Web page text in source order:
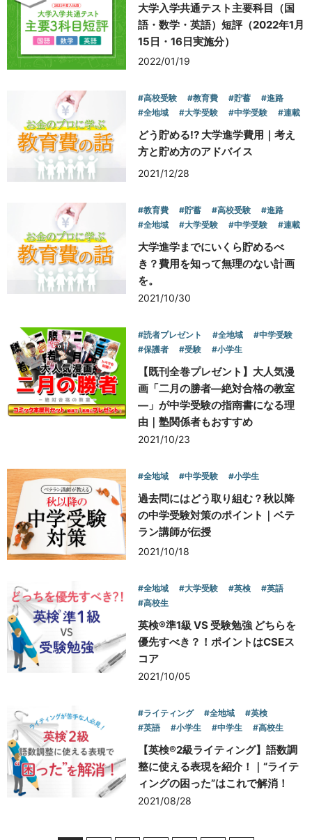
大学入学共通テスト主要科目（国
語・数学・英語）短評（2022年1月
15日・16日実施分）
2022/01/19
#高校受験 #教育費 #貯蓄
#進路
#全地域
#大学受験 #中学受験 #連載
どう貯める!? 大学進学費用｜考え
方と貯め方のアドバイス
2021/12/28
#教育費 #貯蓄 #高校受験
#進路
#全地域
#大学受験 #中学受験 #連載
大学進学までにいくら貯めるべ
き？費用を知って無理のない計画
を。
2021/10/30
#読者プレゼント #全地域
#中学受験
#保護者
#受験 #小学生
【既刊全巻プレゼント】大人気漫
画「二月の勝者―絶対合格の教室
―」が中学受験の指南書になる理
由｜塾関係者もおすすめ
2021/10/23
#全地域 #中学受験 #小学生
過去問にはどう取り組む？秋以降
の中学受験対策のポイント｜ベテ
ラン講師が伝授
2021/10/18
#全地域 #大学受験 #英検
#英語
#高校生
英検®準1級 VS 受験勉強 どちらを
優先すべき？！ポイントはCSEス
コア
2021/10/05
#ライティング #全地域
#英検
#英語
#小学生 #中学生 #高校生
【英検®2級ライティング】語数調
整に使える表現を紹介！｜“ライテ
ィングの困った”はこれで解消！
2021/08/28